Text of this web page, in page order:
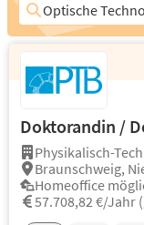
Optische
Doktorandin /
Physikalisch-
Braunschweig,
Homeoffice
57.708,82 €/Jahr